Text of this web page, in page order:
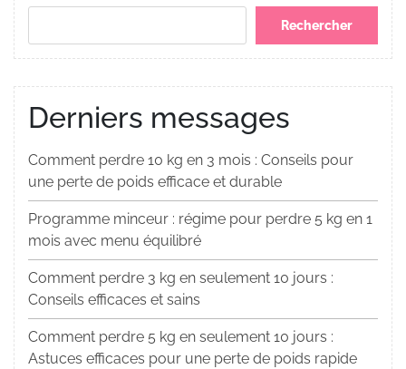
Rechercher
Derniers messages
Comment perdre 10 kg en 3 mois : Conseils pour
une perte de poids efficace et durable
Programme minceur : régime pour perdre 5 kg en 1
mois avec menu équilibré
Comment perdre 3 kg en seulement 10 jours :
Conseils efficaces et sains
Comment perdre 5 kg en seulement 10 jours :
Astuces efficaces pour une perte de poids rapide